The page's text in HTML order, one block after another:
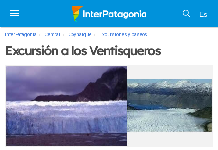
Es
InterPatagonia Central Coyhaique Excursiones y paseos
Excursión a los Ventisqueros